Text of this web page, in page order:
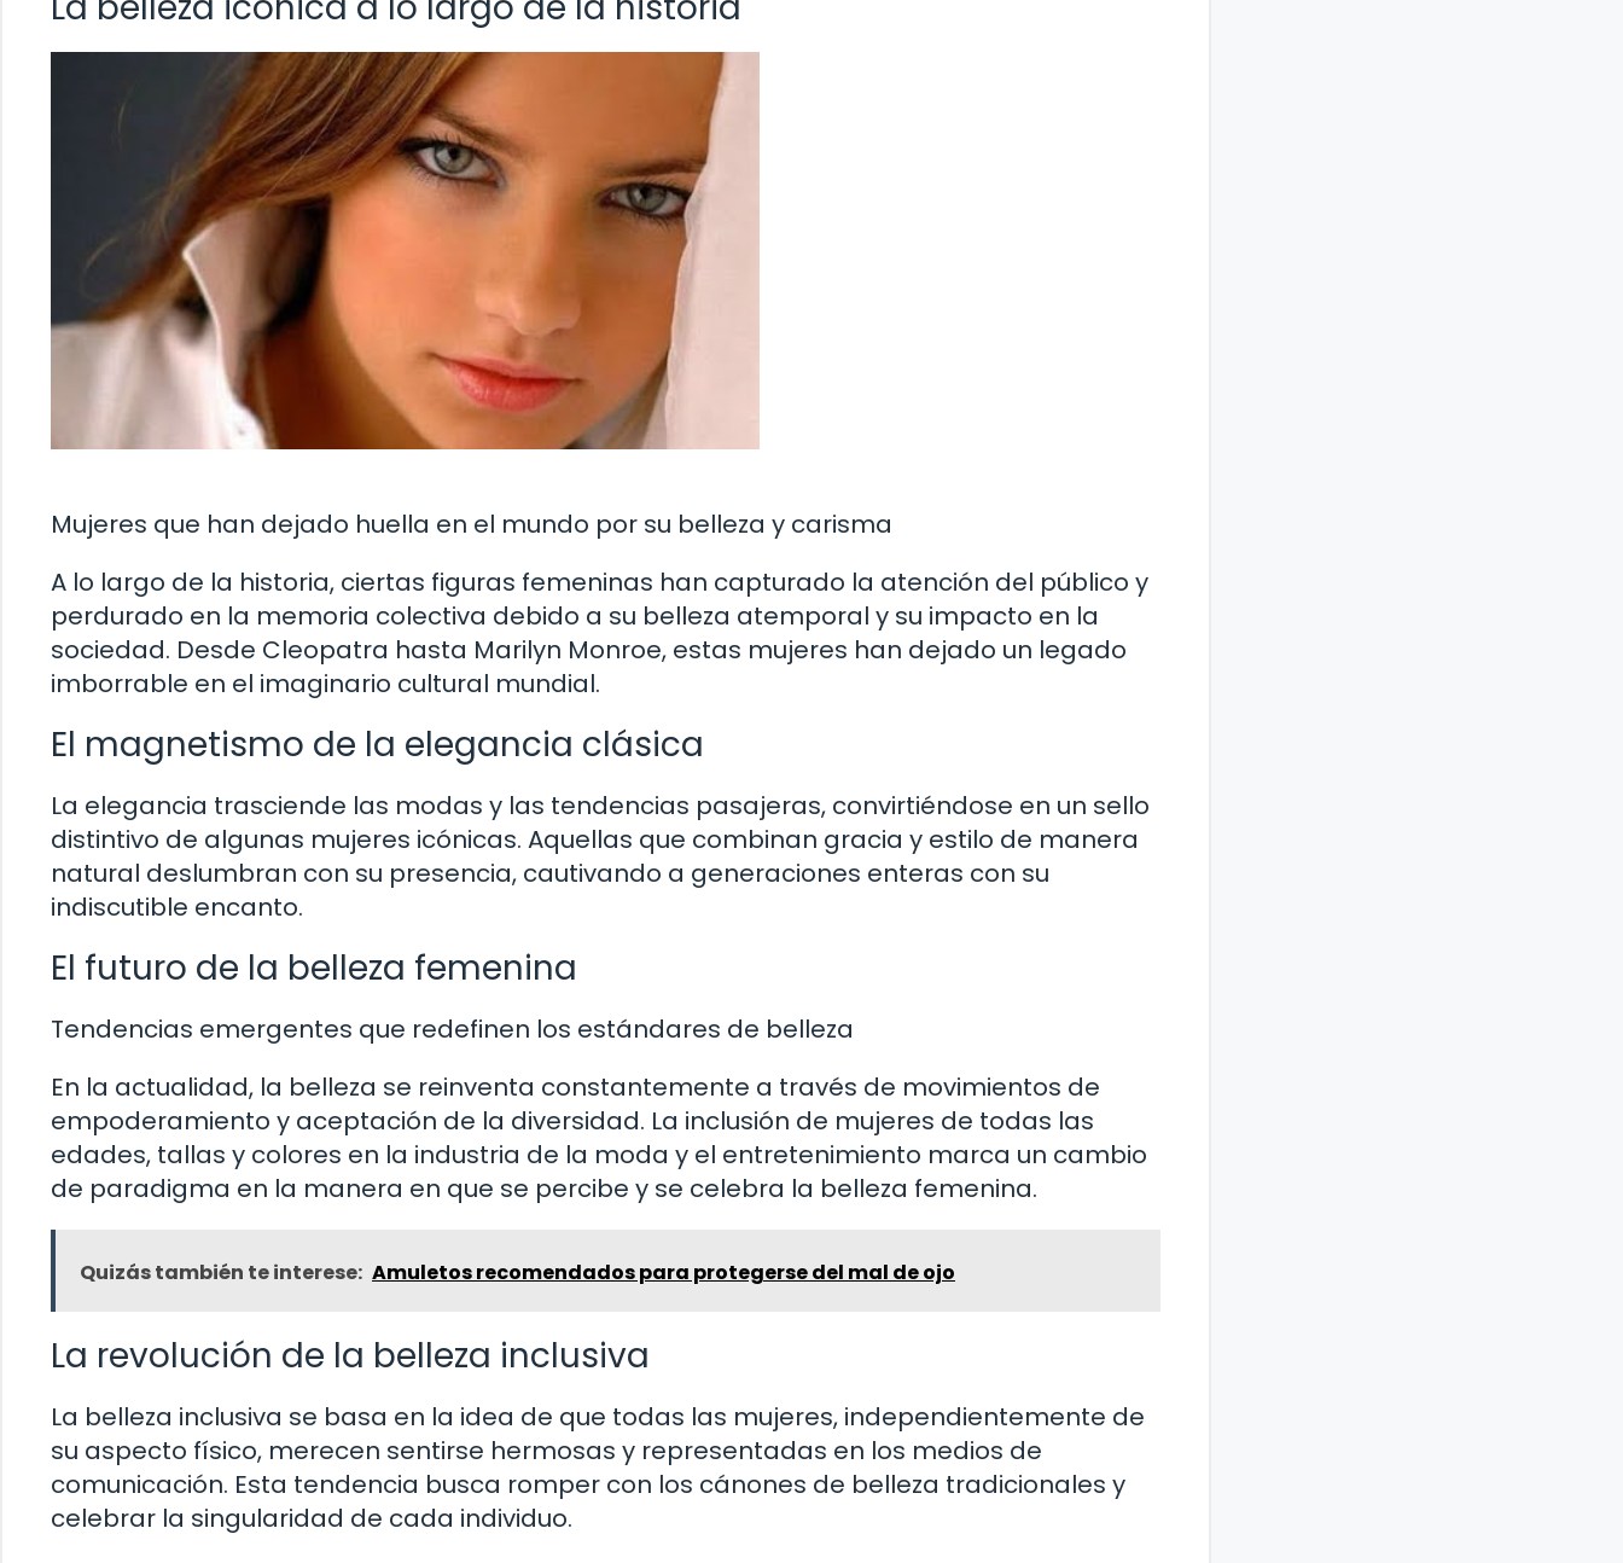
Mujeres que han dejado huella en el mundo por su belleza y carisma
A lo largo de la historia, ciertas figuras femeninas han capturado la atención del público y
perdurado en la memoria colectiva debido a su belleza atemporal y su impacto en la
sociedad. Desde Cleopatra hasta Marilyn Monroe, estas mujeres han dejado un legado
imborrable en el imaginario cultural mundial.
El magnetismo de la elegancia clásica
La elegancia trasciende las modas y las tendencias pasajeras, convirtiéndose en un sello
distintivo de algunas mujeres icónicas. Aquellas que combinan gracia y estilo de manera
natural deslumbran con su presencia, cautivando a generaciones enteras con su
indiscutible encanto.
El futuro de la belleza femenina
Tendencias emergentes que redefinen los estándares de belleza
En la actualidad, la belleza se reinventa constantemente a través de movimientos de
empoderamiento y aceptación de la diversidad. La inclusión de mujeres de todas las
edades, tallas y colores en la industria de la moda y el entretenimiento marca un cambio
de paradigma en la manera en que se percibe y se celebra la belleza femenina.
Quizás también te interese: Amuletos recomendados para protegerse del mal de ojo
La revolución de la belleza inclusiva
La belleza inclusiva se basa en la idea de que todas las mujeres, independientemente de
su aspecto físico, merecen sentirse hermosas y representadas en los medios de
comunicación. Esta tendencia busca romper con los cánones de belleza tradicionales y
celebrar la singularidad de cada individuo.